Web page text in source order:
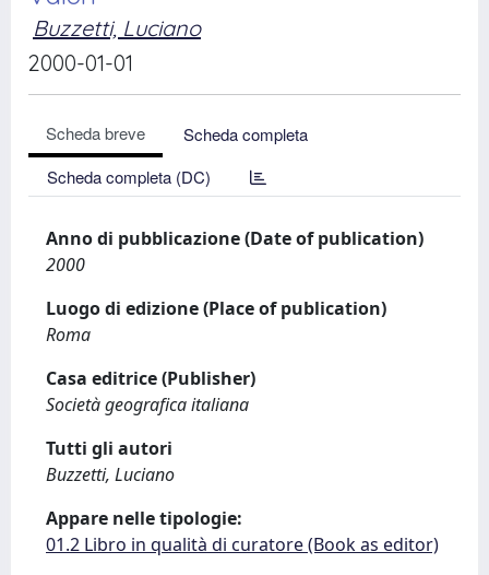
Buzzetti, Luciano
2000-01-01
Scheda breve
Scheda completa
Scheda completa (DC)
Anno di pubblicazione (Date of publication)
2000
Luogo di edizione (Place of publication)
Roma
Casa editrice (Publisher)
Società geografica italiana
Tutti gli autori
Buzzetti, Luciano
Appare nelle tipologie:
01.2 Libro in qualità di curatore (Book as editor)